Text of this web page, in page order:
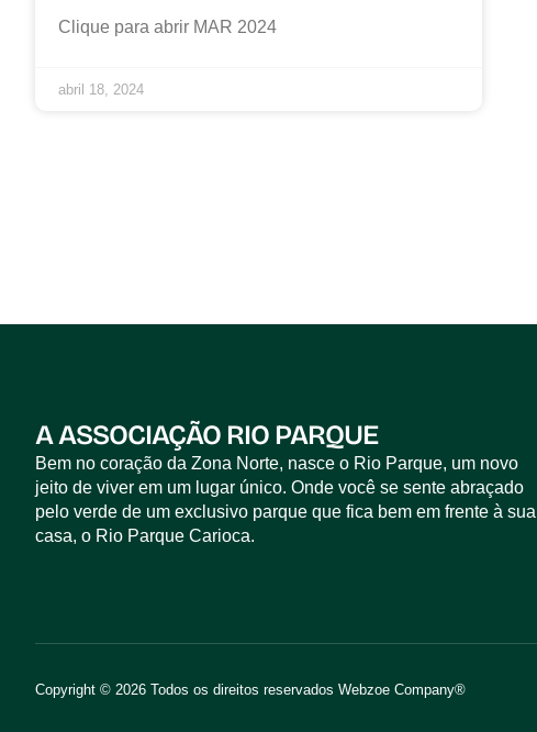
Clique para abrir MAR 2024
abril 18, 2024
A ASSOCIAÇÃO RIO PARQUE
Bem no coração da Zona Norte, nasce o Rio Parque, um novo
jeito de viver em um lugar único. Onde você se sente abraçado
pelo verde de um exclusivo parque que fica bem em frente à sua
casa, o Rio Parque Carioca.
Copyright © 2026 Todos os direitos reservados Webzoe Company®